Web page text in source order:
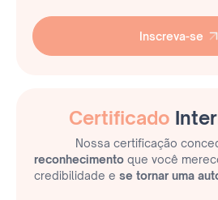
Inscreva-se
Certificado
Nossa certificação
reconhecimentoque você
credibilidade e se tornar uma